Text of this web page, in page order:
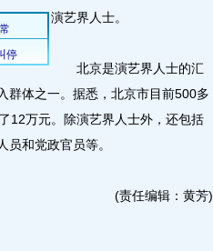
演艺界人士。
北京是演艺界人士的汇
群体之一。据悉，北京市目前500多
12万元。除演艺界人士外，还包括
和党政官员等。
(责任编辑：黄芳)